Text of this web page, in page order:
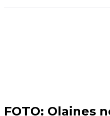
FOTO: Olaines